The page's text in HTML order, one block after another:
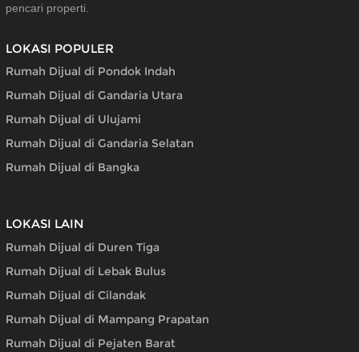
pencari properti.
LOKASI POPULER
Rumah Dijual di Pondok Indah
Rumah Dijual di Gandaria Utara
Rumah Dijual di Ulujami
Rumah Dijual di Gandaria Selatan
Rumah Dijual di Bangka
LOKASI LAIN
Rumah Dijual di Duren Tiga
Rumah Dijual di Lebak Bulus
Rumah Dijual di Cilandak
Rumah Dijual di Mampang Prapatan
Rumah Dijual di Pejaten Barat